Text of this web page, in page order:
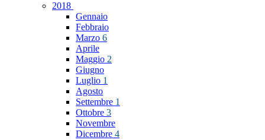
2018
Gennaio
Febbraio
Marzo 6
Aprile
Maggio 2
Giugno
Luglio 1
Agosto
Settembre 1
Ottobre 3
Novembre
Dicembre 4